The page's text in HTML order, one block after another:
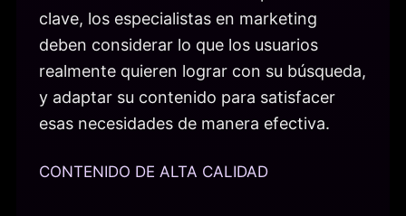
clave, los especialistas en marketing
deben considerar lo que los usuarios
realmente quieren lograr con su búsqueda,
y adaptar su contenido para satisfacer
esas necesidades de manera efectiva.
CONTENIDO DE ALTA CALIDAD